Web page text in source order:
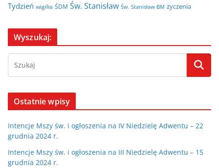
Tydzień wigilia ŚDM Św. Stanisław Św. Stanisław BM życzenia
Wyszukaj:
Ostatnie wpisy
Intencje Mszy św. i ogłoszenia na IV Niedzielę Adwentu – 22
grudnia 2024 r.
Intencje Mszy św. i ogłoszenia na III Niedzielę Adwentu – 15
grudnia 2024 r.